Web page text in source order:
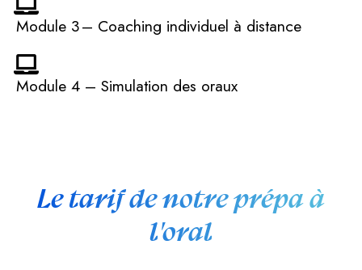
Module 3 – Coaching individuel à distance
Module 4 – Simulation des oraux
Le tarif de notre prépa à
l'oral